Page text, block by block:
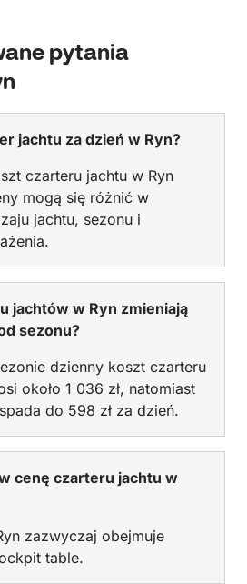
pytania
jachtu za dzień w Ryn?
czarteru jachtu w Ryn
mogą się różnić w
jachtu, sezonu i
jachtów w Ryn zmieniają
sezonu?
dzienny koszt czarteru
około 1 036 zł, natomiast
do 598 zł za dzień.
cenę czarteru jachtu w
zazwyczaj obejmuje
table.